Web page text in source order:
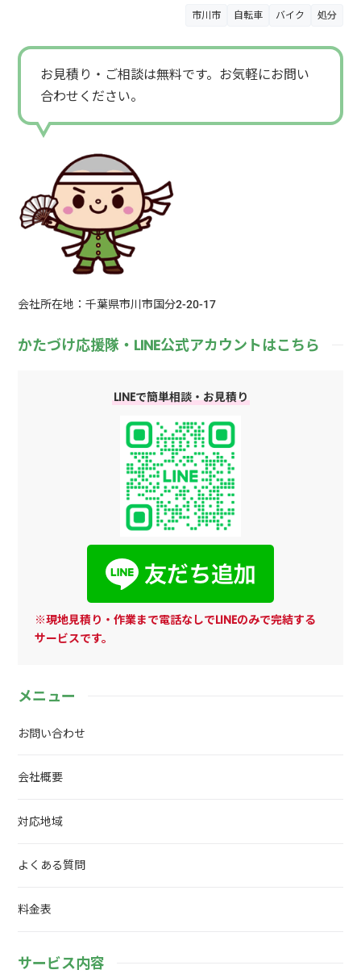
市川市 自転車 バイク 処分
お見積り・ご相談は無料です。お気軽にお問い
合わせください。
会社所在地：千葉県市川市国分2-20-17
かたづけ応援隊・LINE公式アカウントはこちら
LINEで簡単相談・お見積り
※現地見積り・作業まで電話なしでLINEのみで完結する
サービスです。
メニュー
お問い合わせ
会社概要
対応地域
よくある質問
料金表
サービス内容